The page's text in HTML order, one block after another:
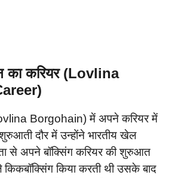
का करियर (Lovlina
Borgohain) में अपने करियर में
दौर में उन्होंने भारतीय खेल
से अपने बॉक्सिंग करियर की शुरुआत
किया करती थी उसके बाद